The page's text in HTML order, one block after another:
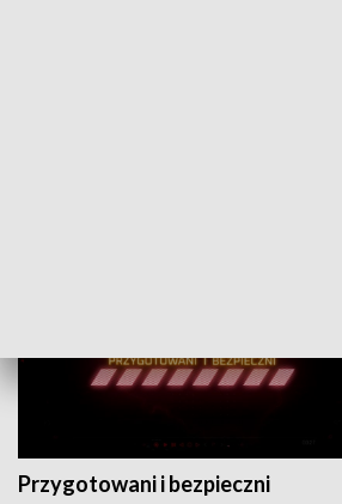
Przygotowani i bezpieczni